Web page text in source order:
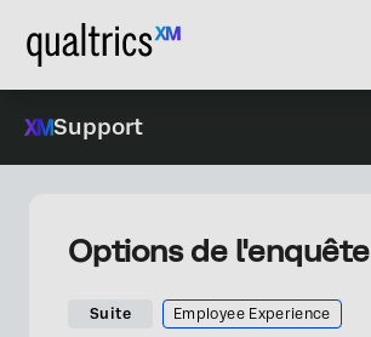
Support
Options de
Suite Employee Experience